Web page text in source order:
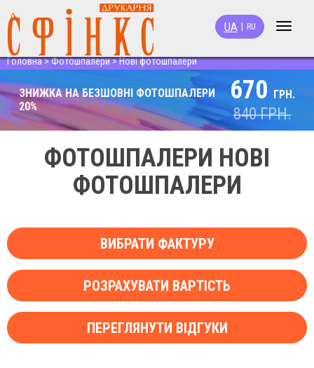
Toggle
UA RU
Головна>Фотошпалери>Нові фотошпалери
ЗНИЖКА НА БЕЗШОВНІ ФОТОШПАЛЕРИ
20%
670 ГРН.
840ГРН.
ФОТОШПАЛЕРИ НОВІ
ФОТОШПАЛЕРИ
ВИБРАТИ ФАКТУРУ
РОЗРАХУВАТИ ВАРТІСТЬ
ПЕРЕГЛЯНУТИ ВІДГУКИ